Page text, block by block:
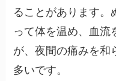
ることがあります。
って体を温め、血流
が、夜間の痛みを和
多いです。